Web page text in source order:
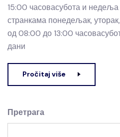
15:00 часовасубота и
странкама понедељак,
од 08:00 до 13:00
дани
Pročitaj više
Претрага